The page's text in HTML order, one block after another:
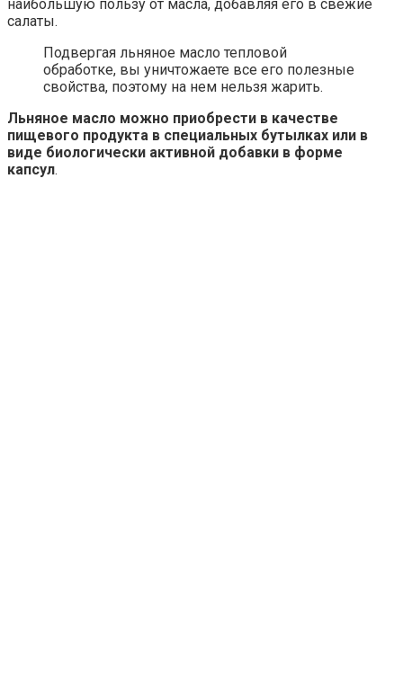
наибольшую пользу от масла, добавляя его в свежие
салаты.
Подвергая льняное масло тепловой
обработке, вы уничтожаете все его полезные
свойства, поэтому на нем нельзя жарить.
Льняное масло можно приобрести в качестве
пищевого продукта в специальных бутылках или в
виде биологически активной добавки в форме
капсул.